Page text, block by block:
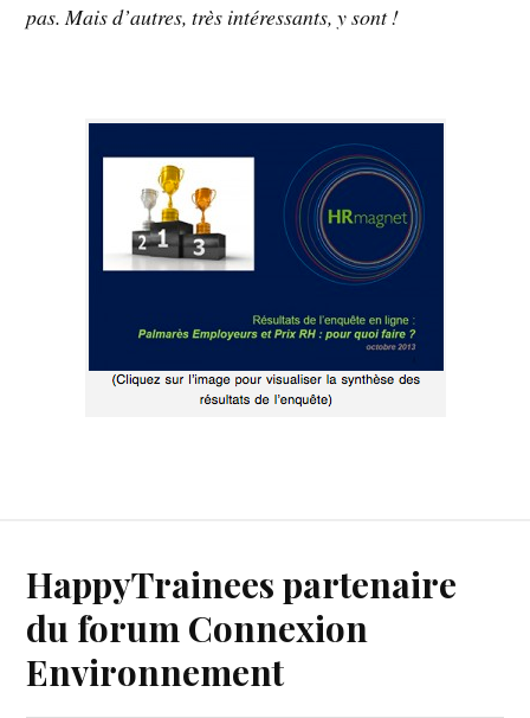
pas. Mais d’autres, très intéressants, y sont !
HappyTrainees partenaire
du forum Connexion
Environnement